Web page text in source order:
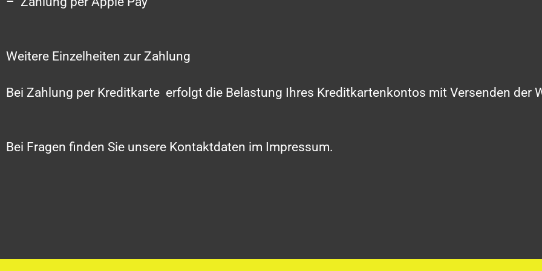
Weitere Einzelheiten zur Zahlung
Bei Zahlung per Kreditkarte erfolgt die Belastung Ihres Kreditkartenkontos mit Versenden der
Bei Fragen finden Sie unsere Kontaktdaten im Impressum.